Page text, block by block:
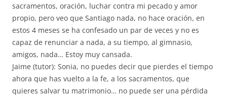
sacramentos, oración, luchar contra mi pecado y amor
propio, pero veo que Santiago nada, no hace oración, en
estos 4 meses se ha confesado un par de veces y no es
capaz de renunciar a nada, a su tiempo, al gimnasio,
amigos, nada… Estoy muy cansada.
Jaime (tutor): Sonia, no puedes decir que pierdes el tiempo
ahora que has vuelto a la fe, a los sacramentos, que
quieres salvar tu matrimonio… no puede ser una pérdida